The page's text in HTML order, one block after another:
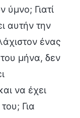
ύμνο; Γιατί
αυτήν την
ένας
μήνα, δεν
να έχει
Για